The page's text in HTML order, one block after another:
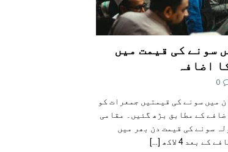
سونے کی قیمت میں
0
پاکستان میں سونے کی قیمتیں جمعرات کو
کے مطابق بڑھ گئیں۔ مقامی
سونے کی قیمت دن بھر میں
[...]